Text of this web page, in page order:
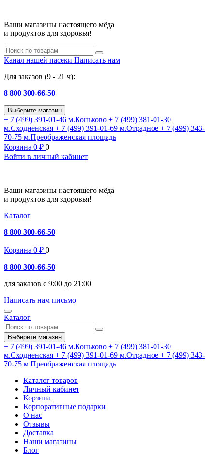
Ваши магазины настоящего мёда
и продуктов для здоровья!
Канал нашей пасеки Написать нам
Для заказов (9 - 21 ч):
8 800 300-66-50
Выберите магазин
+ 7 (499) 391-01-46 м.Коньково + 7 (499) 381-01-30
м.Сходненская + 7 (499) 391-01-69 м.Отрадное + 7 (499) 343-
70-75 м.Преображенская площадь
Корзина 0 ₽ 0
Войти в личный кабинет
Ваши магазины настоящего мёда
и продуктов для здоровья!
Каталог
8 800 300-66-50
Корзина 0 ₽ 0
8 800 300-66-50
для заказов с 9:00 до 21:00
Написать нам письмо
Каталог
Выберите магазин
+ 7 (499) 391-01-46 м.Коньково + 7 (499) 381-01-30
м.Сходненская + 7 (499) 391-01-69 м.Отрадное + 7 (499) 343-
70-75 м.Преображенская площадь
Каталог товаров
Личный кабинет
Корзина
Корпоративные подарки
О нас
Отзывы
Доставка
Наши магазины
Блог